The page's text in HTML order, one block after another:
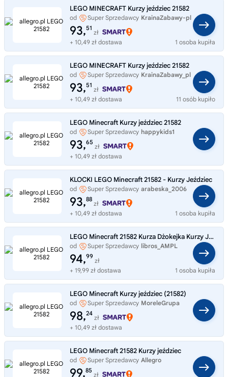
LEGO MINECRAFT Kurzy jeździec 21582
od Super Sprzedawcy KrainaZabawy-pl
93,51
zł
+ 10,49 zł dostawa
1 osoba kupiła
LEGO MINECRAFT Kurzy jeździec 21582
od Super Sprzedawcy KrainaZabawy_pl
93,51
zł
+ 10,49 zł dostawa
11 osób kupiło
LEGO Minecraft Kurzy jeździec 21582
od Super Sprzedawcy happykids1
93,65
zł
+ 10,49 zł dostawa
KLOCKI LEGO Minecraft 21582 - Kurzy Jeździec
od Super Sprzedawcy arabeska_2006
93,88
zł
+ 10,49 zł dostawa
1 osoba kupiła
LEGO Minecraft 21582 Kurza Dżokejka Kurzy Jeździec i kaczka LEGO
od Super Sprzedawcy libros_AMPL
94,99
zł
+ 19,99 zł dostawa
1 osoba kupiła
LEGO Minecraft Kurzy jeździec (21582)
od Super Sprzedawcy MoreleGrupa
98,24
zł
+ 10,49 zł dostawa
LEGO Minecraft 21582 Kurzy jeździec
od Super Sprzedawcy Allegro
99,85
zł